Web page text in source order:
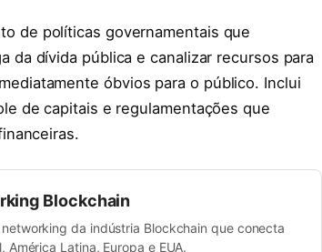
de políticas governamentais que
da dívida pública e canalizar recursos para
óbvios para o público. Inclui
de capitais e regulamentações que
Blockchain
da indústria Blockchain que conecta
América Latina, Europa e EUA.